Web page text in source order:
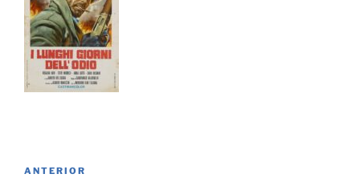
Navegación
Entrada
ANTERIOR